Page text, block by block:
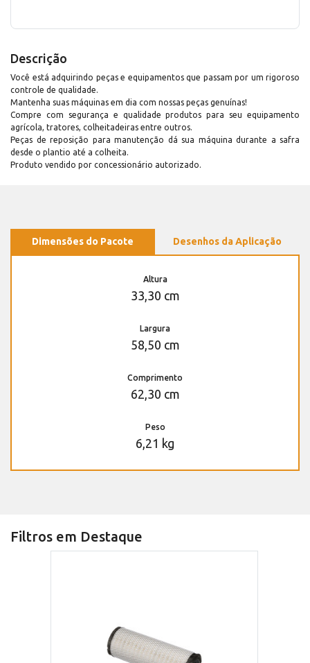
Descrição
Você está adquirindo peças e equipamentos que passam por um rigoroso
controle de qualidade.
Mantenha suas máquinas em dia com nossas peças genuínas!
Compre com segurança e qualidade produtos para seu equipamento
agrícola, tratores, colheitadeiras entre outros.
Peças de reposição para manutenção dá sua máquina durante a safra
desde o plantio até a colheita.
Produto vendido por concessionário autorizado.
Dimensões do Pacote Desenhos da Aplicação
Altura
33,30 cm
Largura
58,50 cm
Comprimento
62,30 cm
Peso
6,21 kg
Filtros em Destaque